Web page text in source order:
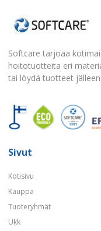
Softcare tarjoaa
hoitotuotteita eri
tai löydä tuotteet
Sivut
Kotisivu
Kauppa
Tuoteryhmät
Ukk